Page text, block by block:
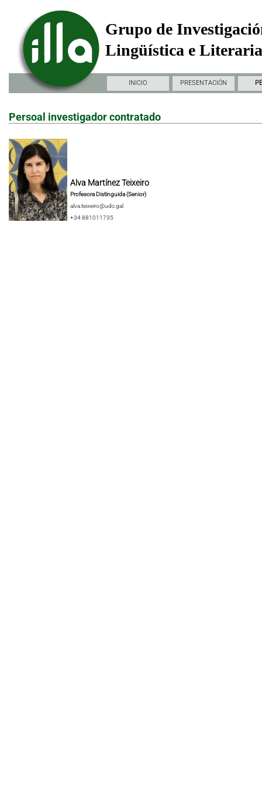
Grupo de
Lingüística e
INICIO PRESENTACIÓN
Persoal investigador contratado
Alva Martínez Teixeiro
Profesora Distinguida (Senior)
alva.teixeiro@udc.gal
+34 881011735